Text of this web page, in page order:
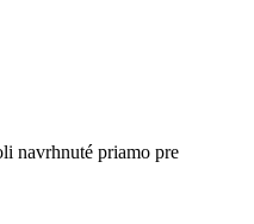
navrhnuté priamo pre